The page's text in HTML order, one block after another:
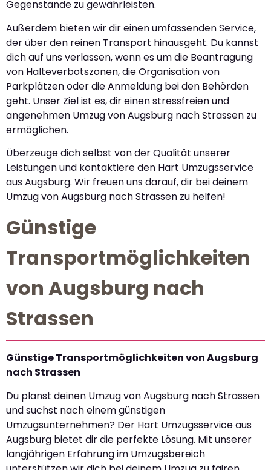
Gegenstände zu gewährleisten.
Außerdem bieten wir dir einen umfassenden Service,
der über den reinen Transport hinausgeht. Du kannst
dich auf uns verlassen, wenn es um die Beantragung
von Halteverbotszonen, die Organisation von
Parkplätzen oder die Anmeldung bei den Behörden
geht. Unser Ziel ist es, dir einen stressfreien und
angenehmen Umzug von Augsburg nach Strassen zu
ermöglichen.
Überzeuge dich selbst von der Qualität unserer
Leistungen und kontaktiere den Hart Umzugsservice
aus Augsburg. Wir freuen uns darauf, dir bei deinem
Umzug von Augsburg nach Strassen zu helfen!
Günstige
Transportmöglichkeiten
von Augsburg nach
Strassen
Günstige Transportmöglichkeiten von Augsburg
nach Strassen
Du planst deinen Umzug von Augsburg nach Strassen
und suchst nach einem günstigen
Umzugsunternehmen? Der Hart Umzugsservice aus
Augsburg bietet dir die perfekte Lösung. Mit unserer
langjährigen Erfahrung im Umzugsbereich